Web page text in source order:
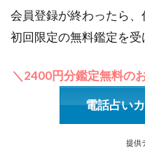
会員登録が終わったら
初回限定の無料鑑定を受
＼2400円分鑑定無料の
電話占い
提供